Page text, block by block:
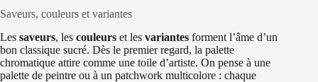
Saveurs, couleurs et variantes
Les saveurs, les couleurs et les variantes forment l’âme d’un
bon classique sucré. Dès le premier regard, la palette
chromatique attire comme une toile d’artiste. On pense à une
palette de peintre ou à un patchwork multicolore : chaque